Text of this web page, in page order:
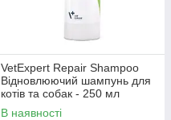
VetExpert Repair Shampoo
Відновлюючий шампунь для
котів та собак - 250 мл
В наявності